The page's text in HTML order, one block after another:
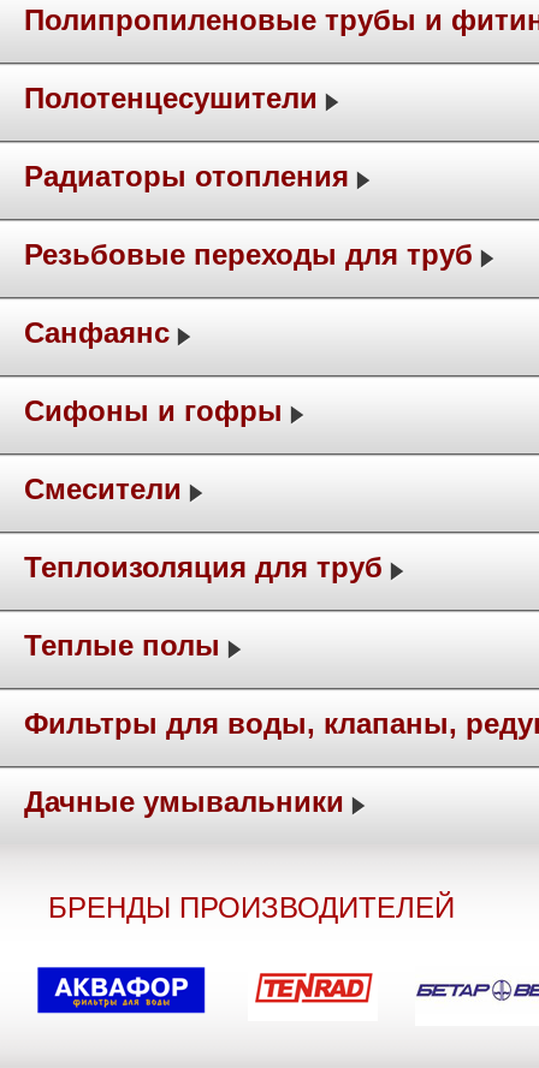
Полипропиленовые трубы и
Полотенцесушители
Радиаторы отопления
Резьбовые переходы для труб
Санфаянс
Сифоны и гофры
Смесители
Теплоизоляция для труб
Теплые полы
Фильтры для воды, клапаны,
Дачные умывальники
БРЕНДЫ ПРОИЗВОДИТЕЛЕЙ